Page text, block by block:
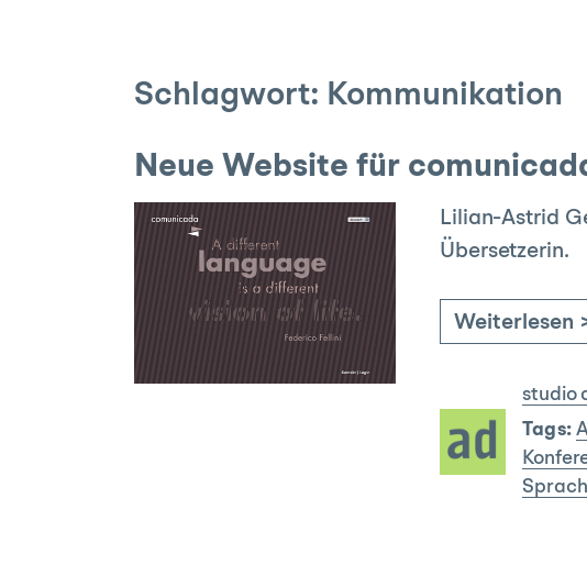
Schlagwort: Kommunikation
Neue Website für
Lilian-Astrid
Übersetzerin.
Weiterlesen
studio
Tags: